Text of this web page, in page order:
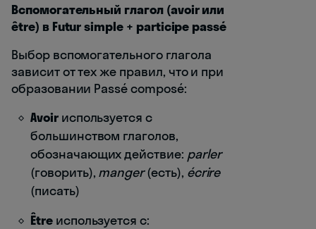
Вспомогательный глагол (avoir или
être) в Futur simple + participe passé
Выбор вспомогательного глагола
зависит от тех же правил, что и при
образовании Passé composé:
Avoirиспользуется с
большинством глаголов,
обозначающих действие: parler
(говорить), manger(есть), écrire
(писать)
Êtreиспользуется с: